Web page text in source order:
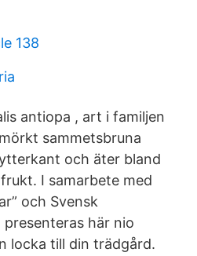
138
antiopa , art i familjen
sammetsbruna
och äter bland
I samarbete med
och Svensk
här nio
locka till din trädgård.